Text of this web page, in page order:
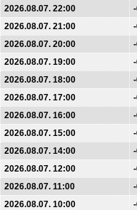
2026.08.07. 22:00
2026.08.07. 21:00
2026.08.07. 20:00
2026.08.07. 19:00
2026.08.07. 18:00
2026.08.07. 17:00
2026.08.07. 16:00
2026.08.07. 15:00
2026.08.07. 14:00
2026.08.07. 12:00
2026.08.07. 11:00
2026.08.07. 10:00